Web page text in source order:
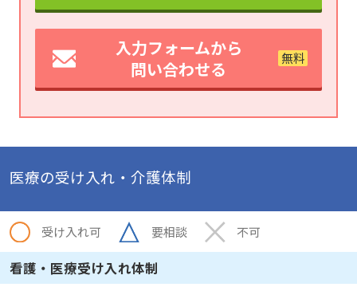
入力フォームから
問い合わせる
医療の受け入れ・介護体制
受け入れ可 要相談 不可
看護・医療受け入れ体制